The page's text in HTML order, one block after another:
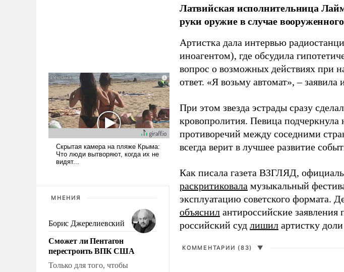
МНЕНИЯ
Борис Джерелиевский
Сможет ли Пентагон
перестроить ВПК США
Только для того, чтобы
Латвийская исполнительница
руки оружие в случае
Артистка дала интервью
иноагентом), где обсудила
вопрос о возможных действиях при
ответ. «Я возьму автомат», – заявила
При этом звезда эстрады сразу
кровопролития. Певица
противоречий между соседними
всегда верит в лучшее развитие
Как писала газета ВЗГЛЯД,
раскритиковала музыкальный
эксплуатацию советского формата.
объяснил антироссийские
российский суд лишил артистку
КОММЕНТАРИИ (83) ▼